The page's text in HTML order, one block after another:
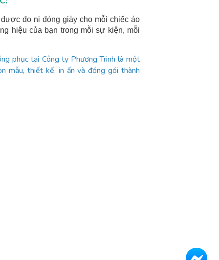
đo ni đóng giày cho mỗi chiếc áo
hiệu của bạn trong mỗi sự kiện, mỗi
phục tại Công ty Phương Trinh là một
mẫu, thiết kế, in ấn và đóng gói thành